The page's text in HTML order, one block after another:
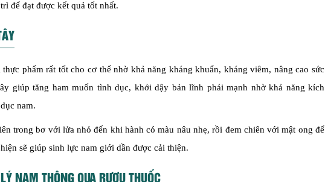
để đạt được kết quả tốt nhất.
phẩm rất tốt cho cơ thể nhờ khả năng kháng khuẩn, kháng viêm, nâng cao sức
giúp tăng ham muốn tình dục, khởi dậy bản lĩnh phái mạnh nhờ khả năng kích
nam.
trong bơ với lửa nhỏ đến khi hành có màu nâu nhẹ, rồi đem chiên với mật ong để
sẽ giúp sinh lực nam giới dần được cải thiện.
NAM THÔNG QUA RƯỢUTHUỐC